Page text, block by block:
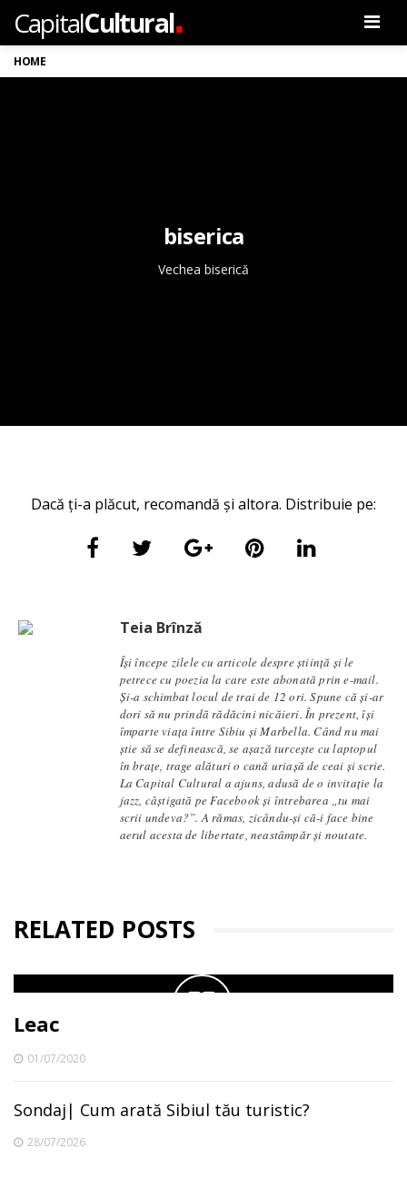
CapitalCultural
HOME
biserica
Vechea biserică
Dacă ți-a plăcut, recomandă și altora. Distribuie pe:
Teia Brînză
Își începe zilele cu articole despre știință și le
petrece cu poezia la care este abonată prin e-mail.
Și-a schimbat locul de trai de 12 ori. Spune că și-ar
dori să nu prindă rădăcini nicăieri. În prezent, își
împarte viața între Sibiu și Marbella. Când nu mai
știe să se definească, se aşază turcește cu laptopul
în brațe, trage alături o cană uriașă de ceai și scrie.
La Capital Cultural a ajuns, adusă de o invitație la
jazz, câștigată pe Facebook și întrebarea „tu mai
scrii undeva?”. A rămas, zicându-și că-i face bine
aerul acesta de libertate, neastâmpăr și noutate.
RELATED POSTS
Leac
01/07/2020
Sondaj| Cum arată Sibiul tău turistic?
28/07/2026